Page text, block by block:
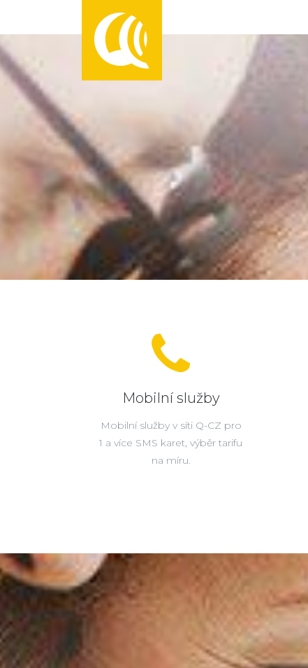
Mobilní služby
Mobilní služby v síti Q-CZ pro
1 a více SMS karet, výběr tarifu
na míru.